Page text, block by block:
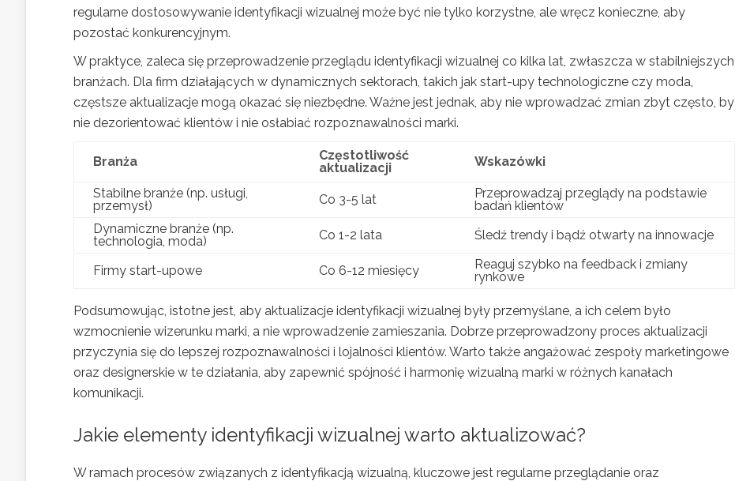
regularne dostosowywanie identyfikacji wizualnej może być nie tylko korzystne, ale wręcz konieczne, aby
pozostać konkurencyjnym.
W praktyce, zaleca się przeprowadzenie przeglądu identyfikacji wizualnej co kilka lat, zwłaszcza w stabilniejszych
branżach. Dla firm działających w dynamicznych sektorach, takich jak start-upy technologiczne czy moda,
częstsze aktualizacje mogą okazać się niezbędne. Ważne jest jednak, aby nie wprowadzać zmian zbyt często, by
nie dezorientować klientów i nie osłabiać rozpoznawalności marki.
Branża
Częstotliwość
aktualizacji
Wskazówki
Stabilne branże (np. usługi,
przemysł)
Co 3-5 lat
Przeprowadzaj przeglądy na podstawie
badań klientów
Dynamiczne branże (np.
technologia, moda)
Co 1-2 lata Śledź trendy i bądź otwarty na innowacje
Firmy start-upowe Co 6-12 miesięcy
Reaguj szybko na feedback i zmiany
rynkowe
Podsumowując, istotne jest, aby aktualizacje identyfikacji wizualnej były przemyślane, a ich celem było
wzmocnienie wizerunku marki, a nie wprowadzenie zamieszania. Dobrze przeprowadzony proces aktualizacji
przyczynia się do lepszej rozpoznawalności i lojalności klientów. Warto także angażować zespoły marketingowe
oraz designerskie w te działania, aby zapewnić spójność i harmonię wizualną marki w różnych kanałach
komunikacji.
Jakie elementy identyfikacji wizualnej warto aktualizować?
W ramach procesów związanych z identyfikacją wizualną, kluczowe jest regularne przeglądanie oraz